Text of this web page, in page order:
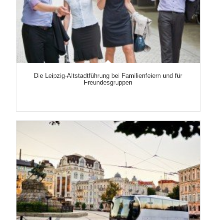
Die Leipzig-Altstadtführung bei Familienfeiern und für
Freundesgruppen